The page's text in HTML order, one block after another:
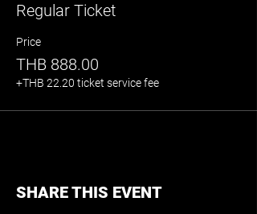
Regular Ticket
Price
THB 888.00
+THB 22.20 ticket service fee
SHARE THIS EVENT